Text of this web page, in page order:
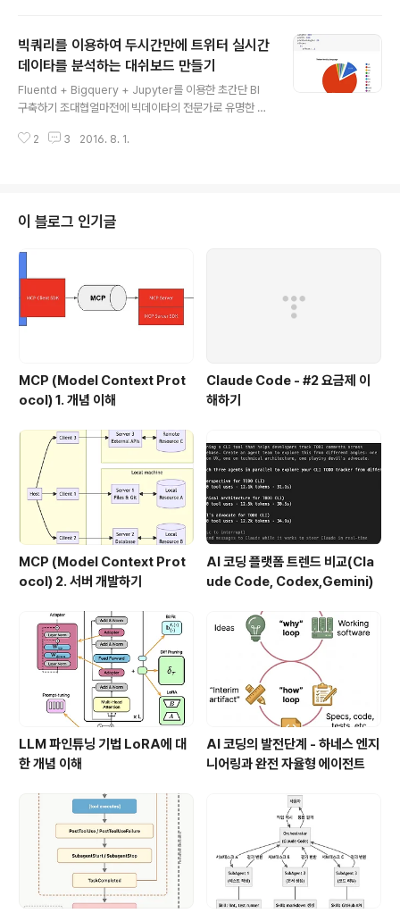
bulk라는 솔루션인데, fluentd를 만들었던 사람이 만들었
다고 한다.여러 종류의 데이타 소스에서 데이타를 읽어서
로딩을 할 수 있다. 주요 특징을 보면플러그인 형태로 여러
개의 소스와 타겟을 지원한다. jRuby로 개발이 되어서 ru
by gem을 이용하여 손쉽게 플러그인을 설치할 수 있다.
병렬 로딩이 가능하다. 예를 들어 여러개의 파일을 동시에
빅쿼리를 이용하여 두시간만에 트위터 실시간
데이타를 분석하는 대쉬보드 만들기
Fluentd + Bigquery + Jupyter를 이용한 초간단 BI
구축하기 조대협얼마전에 빅데이타의 전문가로 유명한 김
사례"라는 발표 자료를 보았다. http://www.slideshare.
마침 구글 빅쿼리에 대한 자료를 정리하던중 비슷한 시나
리오로 BI 대쉬 보드를 만들어보았다.Fluentd를 이용해서
실시간으로 데이타를 수집하고, 이를 빅쿼리에 저장한 다
만드는 예제이다..
2 3 2016. 8. 1.
이 블로그 인기글
MCP (Model Context Prot
ocol) 1. 개념 이해
Claude Code - #2 요금제 이
해하기
MCP (Model Context Prot
ocol) 2. 서버 개발하기
AI 코딩 플랫폼 트렌드 비교(Cla
ude Code, Codex,Gemini)
LLM 파인튜닝 기법 LoRA에 대
한 개념 이해
AI 코딩의 발전단계 - 하네스 엔지
니어링과 완전 자율형 에이전트